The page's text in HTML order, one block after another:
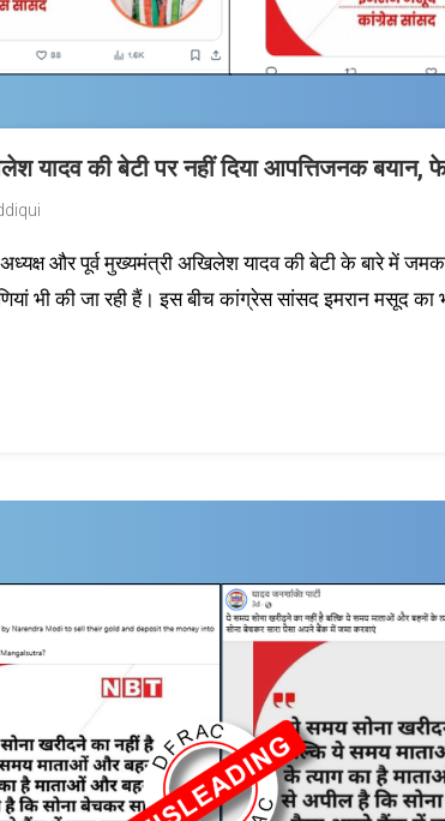
यादव की बेटी पर नहीं दिया आपत्तिजनक बयान,
अध्यक्ष और पूर्व मुख्यमंत्री अखिलेश यादव की बेटी के बारे में
भी की जा रही हैं। इस बीच कांग्रेस सांसद इमरान मसूद का